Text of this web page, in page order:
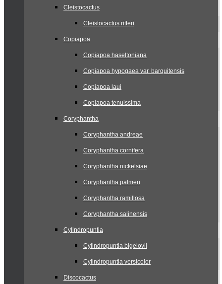
Cleistocactus
Cleistocactus ritteri
Copiapoa
Copiapoa haseltoniana
Copiapoa hypogaea var. barquitensis
Copiapoa laui
Copiapoa tenuissima
Coryphantha
Coryphantha andreae
Coryphantha cornifera
Coryphantha nickelsiae
Coryphantha palmeri
Coryphantha ramillosa
Coryphantha salinensis
Cylindropuntia
Cylindropuntia bigelovii
Cylindropuntia versicolor
Discocactus